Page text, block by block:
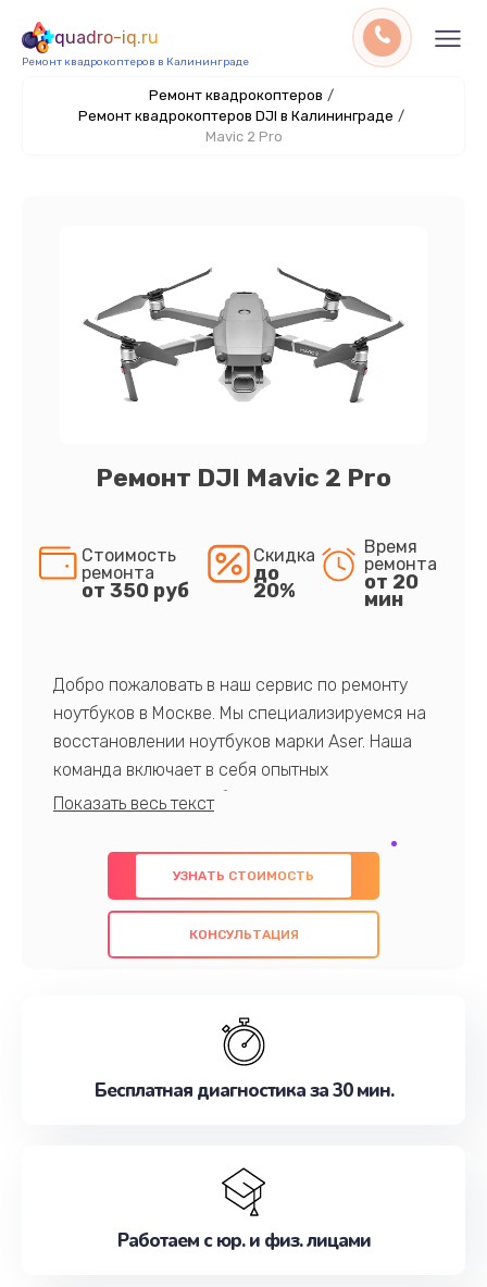
quadro-iq.ru
Ремонт квадрокоптеров в Калининграде
Ремонт квадрокоптеров /
Ремонт квадрокоптеров DJI в Калининграде /
Mavic 2 Pro
Ремонт DJI Mavic 2 Pro
Стоимость
ремонта
от 350 руб
Скидка
до
20%
Время
ремонта
от 20
мин
Добро пожаловать в наш сервис по ремонту
ноутбуков в Москве. Мы специализируемся на
восстановлении ноутбуков марки Aser. Наша
команда включает в себя опытных
профессионалов с обширными знаниями и
предлагаем быстрый и качественный ремонт с
использованием оригинальных компонентов, а
также гарантируем качество всех
проведенных работ. Наша цель - предоставить
наилучшим образом. Не медлите записаться на
УЗНАТЬ СТОИМОСТЬ
КОНСУЛЬТАЦИЯ
Бесплатная диагностика за 30 мин.
Работаем с юр. и физ. лицами